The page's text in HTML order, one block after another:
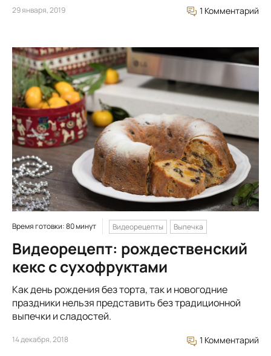
29 января, 2019 1 Комментарий
Время готовки: 80 минут Видеорецепты Выпечка
Видеорецепт: рождественский
кекс с сухофруктами
Как день рождения без торта, так и новогодние
праздники нельзя представить без традиционной
выпечки и сладостей.
14 декабря, 2018 1 Комментарий